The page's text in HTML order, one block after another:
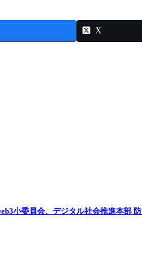
X
小委員会、デジタル社会推進本部